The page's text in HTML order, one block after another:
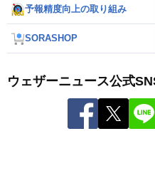
予報精度向上の取り組み
SORASHOP
ウェザーニュース公式